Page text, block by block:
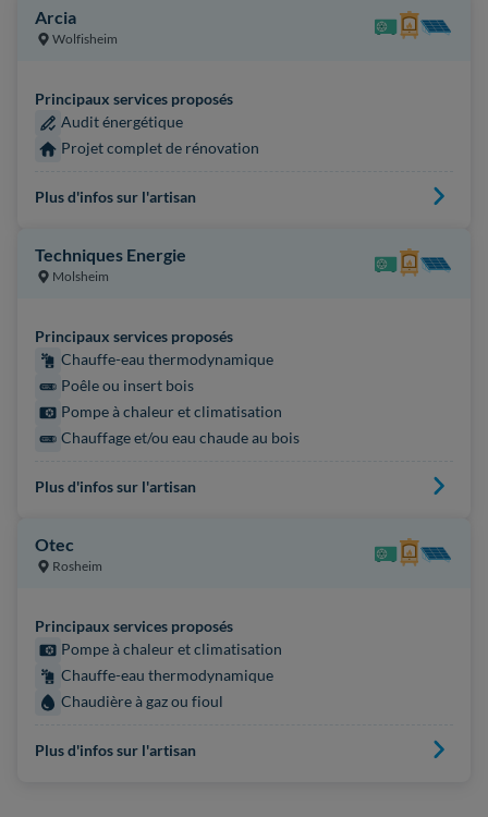
Arcia
Wolfisheim
Principaux services proposés
Audit énergétique
Projet complet de rénovation
Plus d'infos sur l'artisan
Techniques Energie
Molsheim
Principaux services proposés
Chauffe-eau thermodynamique
Poêle ou insert bois
Pompe à chaleur et climatisation
Chauffage et/ou eau chaude au bois
Plus d'infos sur l'artisan
Otec
Rosheim
Principaux services proposés
Pompe à chaleur et climatisation
Chauffe-eau thermodynamique
Chaudière à gaz ou fioul
Plus d'infos sur l'artisan